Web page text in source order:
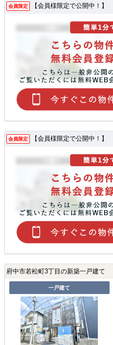
会員限定 【会員様限定で公開中！】
会員限定 【会員様限定で公開中！】
府中市若松町3丁目の新築一戸建て
一戸建て